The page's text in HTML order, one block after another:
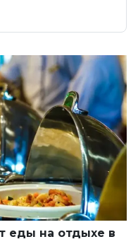
еды на отдыхе в